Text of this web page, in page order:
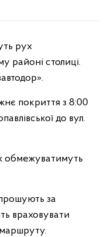
рух
районі столиці.
покриття з 8:00
до вул.
обмежуватимуть
за
враховувати